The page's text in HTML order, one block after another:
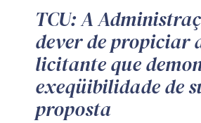
A Zênite
Como publicar
Site da Zênite
Contato
TCU: A
dever de propiciar
licitante que
exeqüibilidade de
proposta